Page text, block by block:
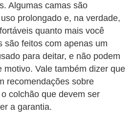
Algumas camas são
prolongado e, na verdade,
​​quanto mais você
são feitos com apenas um
para deitar, e não podem
motivo. Vale também dizer que
recomendações sobre
colchão que devem ser
a garantia.